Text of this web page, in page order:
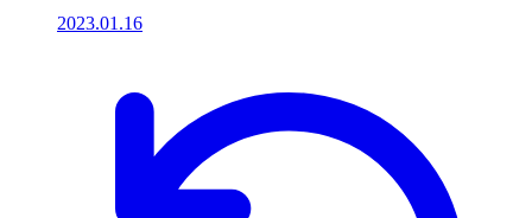
2023.01.16